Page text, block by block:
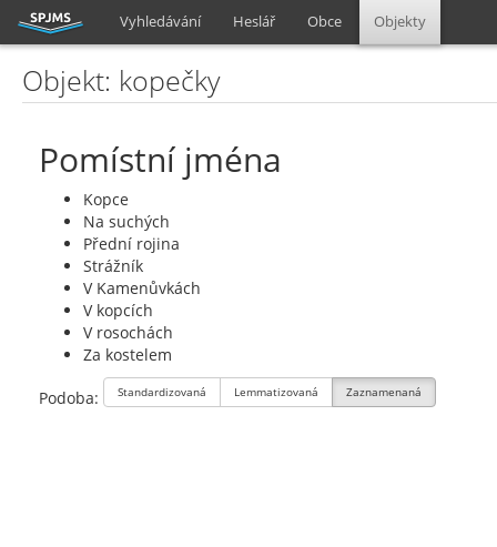
Vyhledávání Heslář Obce Objekty
Objekt: kopečky
Pomístní jména
Kopce
Na suchých
Přední rojina
Strážník
V Kamenůvkách
V kopcích
V rosochách
Za kostelem
Podoba: Standardizovaná Lemmatizovaná Zaznamenaná